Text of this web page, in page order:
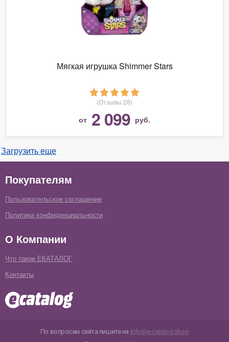
Мягкая игрушка Shimmer Stars
(Отзывы 28)
от 2 099 руб.
Загрузить еще
Покупателям
Пользовательское соглашение
Политика конфиденциальности
О Компании
Что такое ЕКАТАЛОГ
Контакты
По вопросам сайта пишите на info@e-catalog.shop